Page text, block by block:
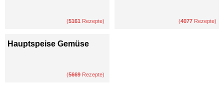
(5161 Rezepte) (4077 Rezepte)
Hauptspeise Gemüse
(5669 Rezepte)